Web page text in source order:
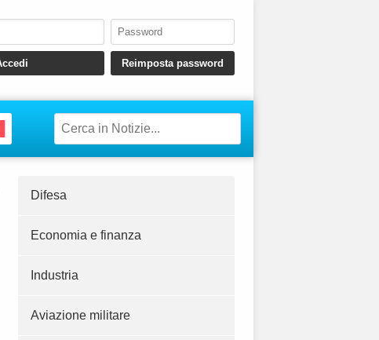
Difesa
Economia e finanza
Industria
Aviazione militare